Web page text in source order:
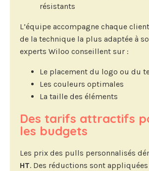
résistants
L’équipe accompagne chaque
de la technique la plus adaptée à
experts Wiloo conseillent sur :
Le placement du logo ou du
Les couleurs optimales
La taille des éléments
Des tarifs attractifs
les budgets
Les prix des pulls personnalisés
HT. Des réductions sont